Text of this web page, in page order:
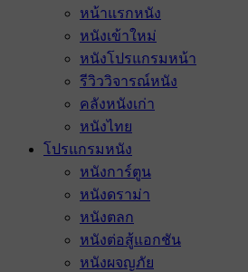
หน้าแรกหนัง
หนังเข้าใหม่
หนังโปรแกรมหน้า
รีวิววิจารณ์หนัง
คลังหนังเก่า
หนังไทย
โปรแกรมหนัง
หนังการ์ตูน
หนังดราม่า
หนังตลก
หนังต่อสู้แอกชัน
หนังผจญภัย